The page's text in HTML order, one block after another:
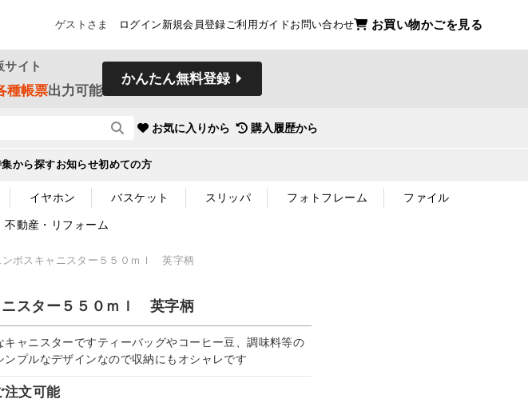
ゲストさま ログイン 新規会員登録ご利用ガイドお問い合わせ お買い物かごを見る
イト
種帳票出力可能
かんたん無料登録
お気に入りから 購入履歴から
集から探すお知らせ初めての方
イヤホン バスケット スリッパ フォトフレーム ファイル
不動産・リフォーム
ンボスキャニスター５５０ｍｌ 英字柄
ニスター５５０ｍｌ 英字柄
キャニスターですティーバッグやコーヒー豆、調味料等の
ンプルなデザインなので収納にもオシャレです
注文可能